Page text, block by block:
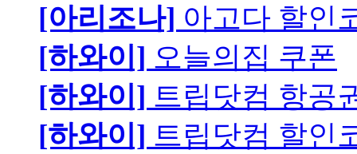
[아리조나] 아고다 할인
[하와이] 오늘의집 쿠폰
[하와이] 트립닷컴 항공
[하와이] 트립닷컴 할인